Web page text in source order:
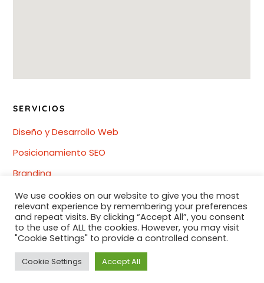
SERVICIOS
Diseño y Desarrollo Web
Posicionamiento SEO
Branding
Redes Sociales
Diseño gráfico
© 2024 Agencia Vitamin. Todos los derechos reservados.
We use cookies on our website to give you the most
relevant experience by remembering your preferences
and repeat visits. By clicking “Accept All”, you consent
to the use of ALL the cookies. However, you may visit
"Cookie Settings" to provide a controlled consent.
Cookie Settings Accept All